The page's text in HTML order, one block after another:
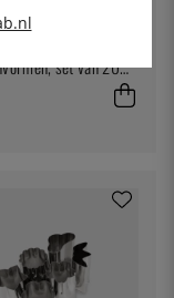
set van 20